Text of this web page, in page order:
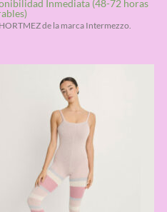
4.67
Inmediata (48-72 horas
de la marca Intermezzo.